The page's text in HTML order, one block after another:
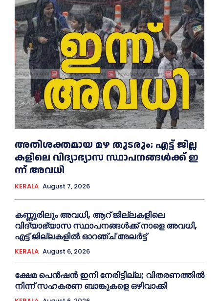
അതിശക്തമായ മഴ തുടരും; എട്ട് ജി​ല്ല​
ക​ളി​ലെ വി​ദ്യാ​ഭ്യാ​സ സ്ഥാ​പ​ന​ങ്ങ​ൾ​ക്ക് ഇ​
ന്ന് അ​വ​ധി
KERALA August 7, 2026
കണ്ണൂരിലും അവധി, ആറ് ജില്ലകളിലെ
വിദ്യാഭ്യാസ സ്ഥാപനങ്ങൾക്ക് നാളെ അവധി,
എട്ട് ജില്ലകളിൽ ഓറഞ്ച് അലർട്ട്
KERALA August 6, 2026
ക്ഷേമ പെൻഷൻ ഇനി നേരിട്ടില്ല; വിതരണത്തിൽ
നിന്ന് സഹകരണ ബാങ്കുകളെ ഒഴിവാക്കി